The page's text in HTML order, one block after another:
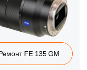
FE 135 GM